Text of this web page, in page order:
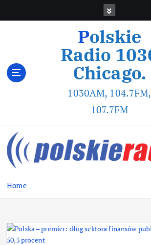
Polskie
Radio
Chicago.
1030AM, 104.7FM,
107.7FM
Home